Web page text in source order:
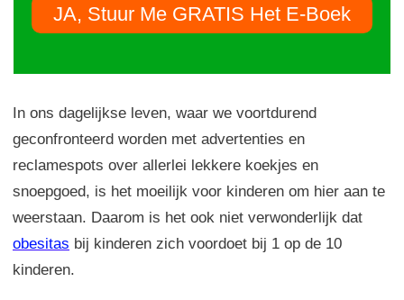
JA, Stuur Me GRATIS Het E-Boek
In ons dagelijkse leven, waar we voortdurend
geconfronteerd worden met advertenties en
reclamespots over allerlei lekkere koekjes en
snoepgoed, is het moeilijk voor kinderen om hier aan te
weerstaan. Daarom is het ook niet verwonderlijk dat
obesitas bij kinderen zich voordoet bij 1 op de 10
kinderen.